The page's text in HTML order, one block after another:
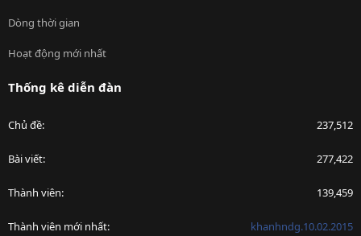
Dòng thời gian
Hoạt động mới nhất
Thống kê diễn đàn
Chủ đề 237,512
Bài viết 277,422
Thành viên 139,459
Thành viên mới nhất khanhndg.10.02.2015